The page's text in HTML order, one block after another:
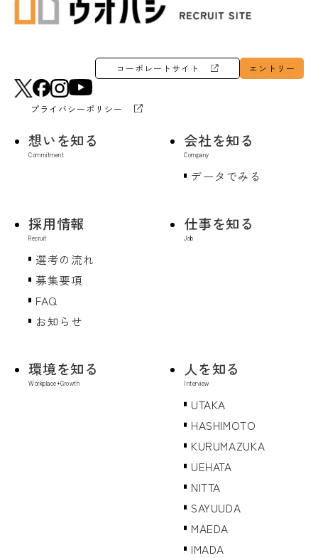
コーポレートサイト エントリー
プライバシーポリシー
想いを知る 会社を知る
データでみる
採用情報
選考の流れ
募集要項
FAQ
お知らせ
仕事を知る
環境を知る 人を知る
UTAKA
HASHIMOTO
KURUMAZUKA
UEHATA
NITTA
SAYUUDA
MAEDA
IMADA